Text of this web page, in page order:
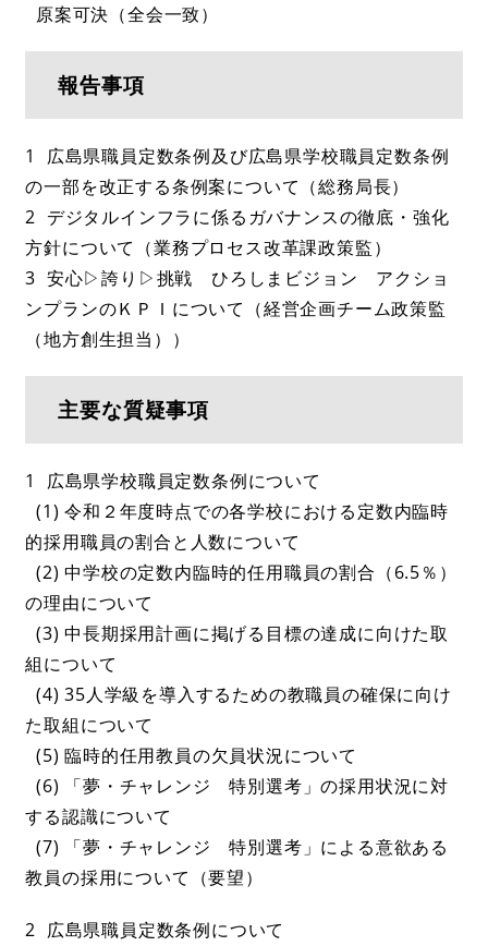
原案可決（全会一致）
報告事項
1 広島県職員定数条例及び広島県学校職員定数条例
の一部を改正する条例案について（総務局長）
2 デジタルインフラに係るガバナンスの徹底・強化
方針について（業務プロセス改革課政策監）
3 安心▷誇り▷挑戦 ひろしまビジョン アクショ
ンプランのＫＰＩについて（経営企画チーム政策監
（地方創生担当））
主要な質疑事項
1 広島県学校職員定数条例について
(1) 令和２年度時点での各学校における定数内臨時
的採用職員の割合と人数について
(2) 中学校の定数内臨時的任用職員の割合（6.5％）
の理由について
(3) 中長期採用計画に掲げる目標の達成に向けた取
組について
(4) 35人学級を導入するための教職員の確保に向け
た取組について
(5) 臨時的任用教員の欠員状況について
(6) 「夢・チャレンジ 特別選考」の採用状況に対
する認識について
(7) 「夢・チャレンジ 特別選考」による意欲ある
教員の採用について（要望）
2 広島県職員定数条例について